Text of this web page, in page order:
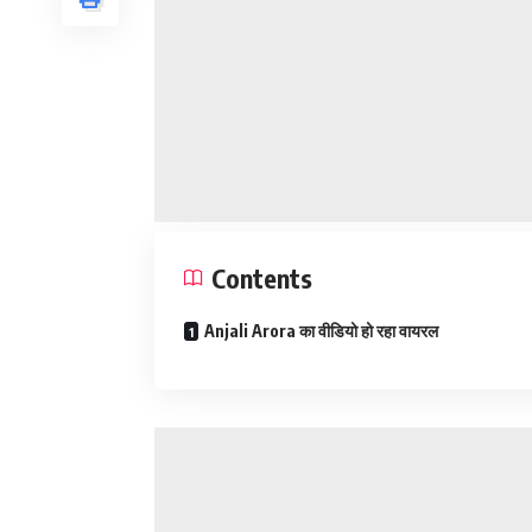
Contents
Anjali Arora का वीडियो हो रहा वायरल